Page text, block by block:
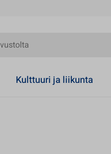
Kulttuuri ja liikunta